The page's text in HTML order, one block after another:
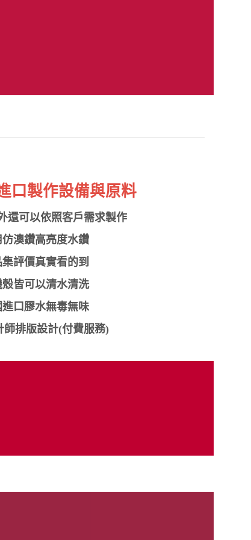
口製作設備與原料
還可以依照客戶需求製作
仿澳鑽高亮度水鑽
評價真實看的到
殼皆可以清水清洗
進口膠水無毒無味
師排版設計(付費服務)